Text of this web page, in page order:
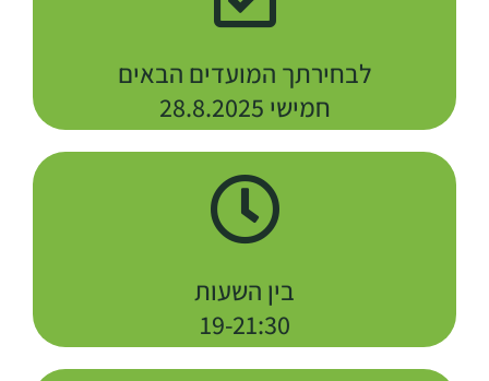
לבחירתך המועדים הבאים
חמישי 28.8.2025
בין השעות
19-21:30